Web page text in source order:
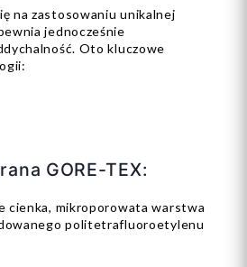
na zastosowaniu unikalnej
jednocześnie
Oto kluczowe
GORE-TEX:
cienka, mikroporowata warstwa
politetrafluoroetylenu